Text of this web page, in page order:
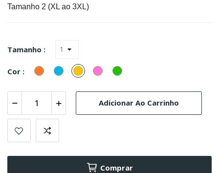
Tamanho 2 (XL ao 3XL)
Tamanho :
Cor : LaranjaTurquesa
(Azul)
AmareloRosa verde
Adicionar Ao Carrinho
Comprar